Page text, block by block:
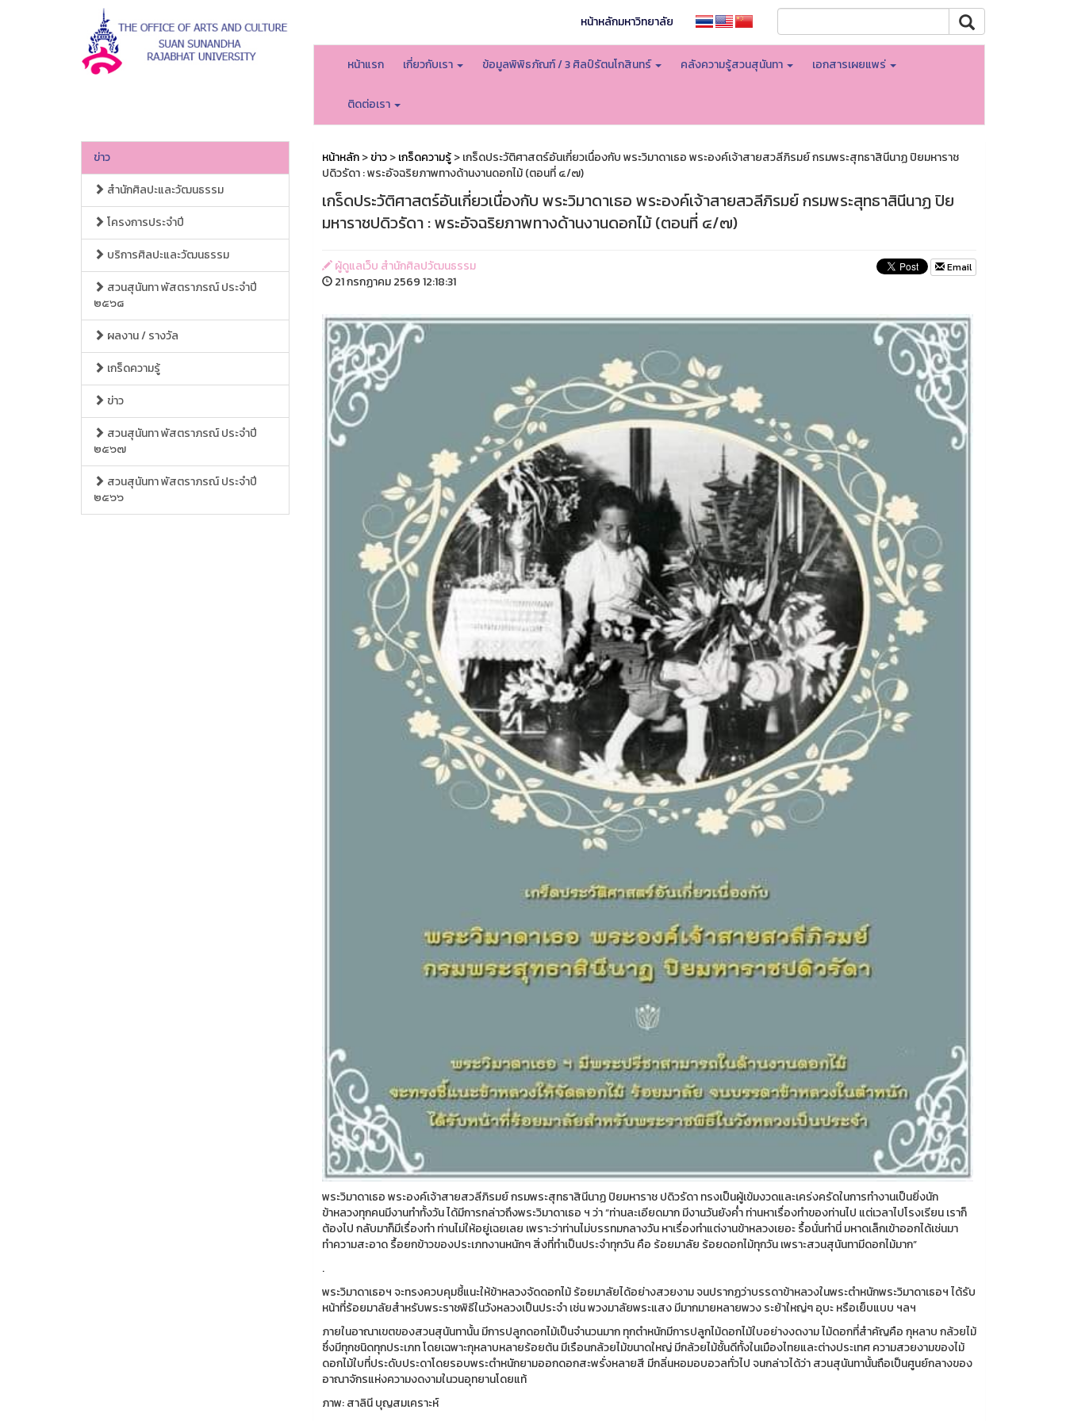
หน้าหลักมหาวิทยาลัย
หน้าแรก เกี่ยวกับเรา ข้อมูลพิพิธภัณฑ์ / 3 ศิลป์รัตนโกสินทร์ คลังความรู้สวนสุนันทา เอกสารเผยแพร่
ติดต่อเรา
ข่าว
สำนักศิลปะและวัฒนธรรม
โครงการประจำปี
บริการศิลปะและวัฒนธรรม
สวนสุนันทา พัสตราภรณ์ ประจำปี
๒๕๖๘
ผลงาน / รางวัล
เกร็ดความรู้
ข่าว
สวนสุนันทา พัสตราภรณ์ ประจำปี
๒๕๖๗
สวนสุนันทา พัสตราภรณ์ ประจำปี
๒๕๖๖
หน้าหลัก>ข่าว>เกร็ดความรู้> เกร็ดประวัติศาสตร์อันเกี่ยวเนื่องกับ พระวิมาดาเธอ พระองค์เจ้าสายสวลีภิรมย์ กรมพระสุทธาสินีนาฏ ปิยมหาราช
ปดิวรัดา : พระอัจฉริยภาพทางด้านงานดอกไม้ (ตอนที่ ๔/๗)
เกร็ดประวัติศาสตร์อันเกี่ยวเนื่องกับ พระวิมาดาเธอ พระองค์เจ้าสายสวลีภิรมย์ กรมพระสุทธาสินีนาฏ ปิย
มหาราชปดิวรัดา : พระอัจฉริยภาพทางด้านงานดอกไม้ (ตอนที่ ๔/๗)
ผู้ดูแลเว็บ สำนักศิลปวัฒนธรรม
21 กรกฏาคม 2569 12:18:31
Email
พระวิมาดาเธอ พระองค์เจ้าสายสวลีภิรมย์ กรมพระสุทธาสินีนาฏ ปิยมหาราช ปดิวรัดา ทรงเป็นผู้เข้มงวดและเคร่งครัดในการทำงานเป็นยิ่งนัก
ข้าหลวงทุกคนมีงานทำทั้งวัน ได้มีการกล่าวถึงพระวิมาดาเธอ ฯ ว่า “ท่านละเอียดมาก มีงานวันยังค่ำ ท่านหาเรื่องทำของท่านไป แต่เวลาไปโรงเรียน เราก็
ต้องไป กลับมาก็มีเรื่องทำ ท่านไม่ให้อยู่เฉยเลย เพราะว่าท่านไม่บรรทมกลางวัน หาเรื่องทำแต่งานข้าหลวงเยอะ รื้อนั่นทำนี่ มหาดเล็กเข้าออกได้เช่นมา
ทำความสะอาด รื้อยกข้าวของประเภทงานหนักๆ สิ่งที่ทำเป็นประจำทุกวัน คือ ร้อยมาลัย ร้อยดอกไม้ทุกวัน เพราะสวนสุนันทามีดอกไม้มาก”
.
พระวิมาดาเธอฯ จะทรงควบคุมชี้แนะให้ข้าหลวงจัดดอกไม้ ร้อยมาลัยได้อย่างสวยงาม จนปรากฏว่าบรรดาข้าหลวงในพระตำหนักพระวิมาดาเธอฯ ได้รับ
หน้าที่ร้อยมาลัยสำหรับพระราชพิธีในวังหลวงเป็นประจำ เช่น พวงมาลัยพระแสง มีมากมายหลายพวง ระย้าใหญ่ๆ อุบะ หรือเย็บแบบ ฯลฯ
ภายในอาณาเขตของสวนสุนันทานั้น มีการปลูกดอกไม้เป็นจำนวนมาก ทุกตำหนักมีการปลูกไม้ดอกไม้ใบอย่างงดงาม ไม้ดอกที่สำคัญคือ กุหลาบ กล้วยไม้
ซึ่งมีทุกชนิดทุกประเภท โดยเฉพาะกุหลาบหลายร้อยต้น มีเรือนกล้วยไม้ขนาดใหญ่ มีกล้วยไม้ชั้นดีทั้งในเมืองไทยและต่างประเทศ ความสวยงามของไม้
ดอกไม้ใบที่ประดับประดาโดยรอบพระตำหนักยามออกดอกสะพรั่งหลายสี มีกลิ่นหอมอบอวลทั่วไป จนกล่าวได้ว่า สวนสุนันทานั้นถือเป็นศูนย์กลางของ
อาณาจักรแห่งความงดงามในวนอุทยานโดยแท้
ภาพ: สาลินี บุญสมเคราะห์